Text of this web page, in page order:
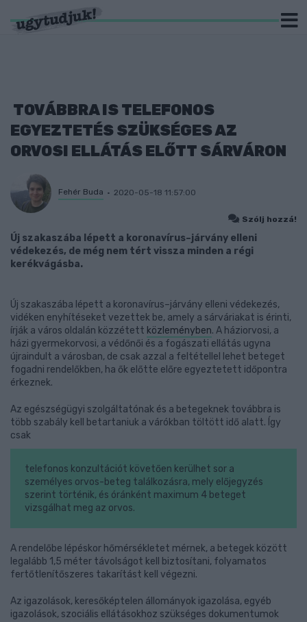
TOVÁBBRA IS TELEFONOS
EGYEZTETÉS SZÜKSÉGES AZ
ORVOSI ELLÁTÁS ELŐTT SÁRVÁRON
Fehér Buda 2020-05-18 11:57:00
Szólj hozzá!
Új szakaszába lépett a koronavírus–járvány elleni
védekezés, de még nem tért vissza minden a régi
kerékvágásba.
Új szakaszába lépett a koronavírus–járvány elleni védekezés,
vidéken enyhítéseket vezettek be, amely a sárváriakat is érinti,
írják a város oldalán közzétett közleményben. A háziorvosi, a
házi gyermekorvosi, a védőnői és a fogászati ellátás ugyna
újraindult a városban, de csak azzal a feltétellel lehet beteget
fogadni rendelőkben, ha ők előtte előre egyeztetett időpontra
érkeznek.
Az egészségügyi szolgáltatónak és a betegeknek továbbra is
több szabály kell betartaniuk a várókban töltött idő alatt. Így
csak
telefonos konzultációt követően kerülhet sor a
személyes orvos-beteg találkozásra, mely előjegyzés
szerint történik, és óránként maximum 4 beteget
vizsgálhat meg az orvos.
A rendelőbe lépéskor hőmérsékletet mérnek, a betegek között
legalább 1,5 méter távolságot kell biztosítani, folyamatos
fertőtlenítőszeres takarítást kell végezni.
Az igazolások, keresőképtelen állományok igazolása, egyéb
igazolások, szociális ellátásokhoz szükséges dokumentumok